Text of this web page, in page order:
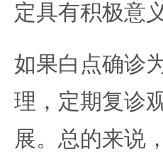
定具有积极意义
如果白点确诊
理，定期复诊
展。总的来说